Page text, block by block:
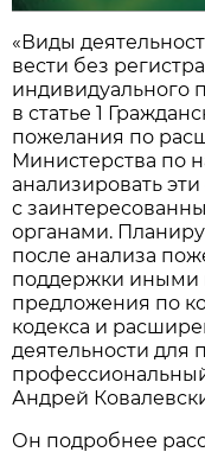
«Виды
вести без
индивидуального
в статье 1
пожелания по
Министерства по
анализировать
с
органами.
после анализа
поддержки иными
предложения по
кодекса и
деятельности для
Андрей
Он подробнее